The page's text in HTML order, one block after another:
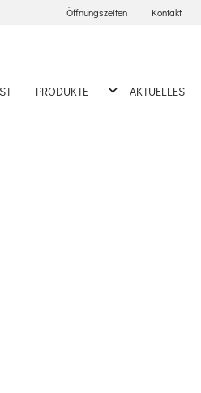
Öffnungszeiten Kontakt
PRODUKTE DROPDOWN ÖFFNEN
AKTUELLES